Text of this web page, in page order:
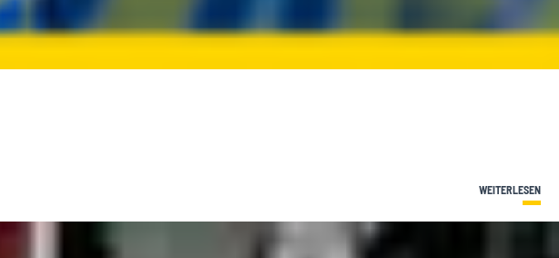
WEITERLESEN